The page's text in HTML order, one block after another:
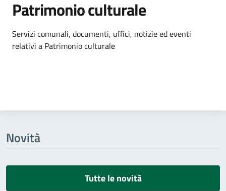
Patrimonio culturale
Dettagli dell'argomento
Servizi comunali, documenti, uffici, notizie ed eventi
relativi a Patrimonio culturale
Novità
Tutte le novità